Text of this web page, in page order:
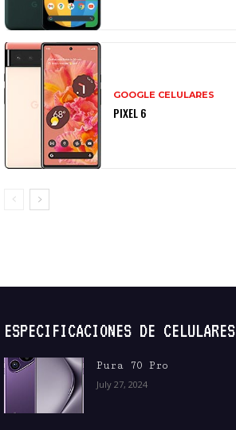
GOOGLE CELULARES
PIXEL 6
ESPECIFICACIONES DE CELULARES
Pura 70 Pro
July 27, 2024